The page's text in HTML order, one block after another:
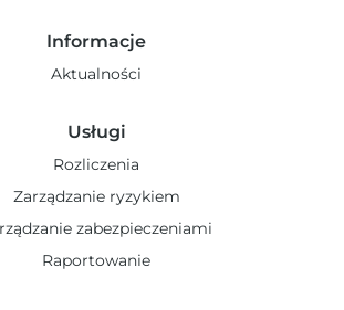
Informacje
Aktualności
Usługi
Rozliczenia
Zarządzanie ryzykiem
zabezpieczeniami
Raportowanie